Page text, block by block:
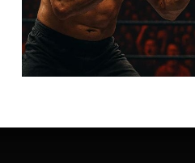
8 лет тому назад
(далее…)